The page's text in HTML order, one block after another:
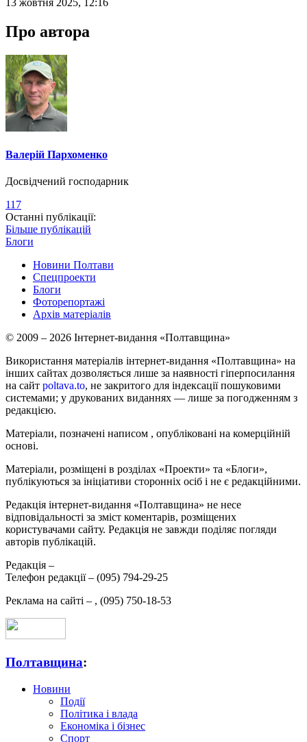
Про автора
Валерій Пархоменко
Досвідчений господарник
117
Останні публікації:
Більше публікацій
Блоги
Новини Полтави
Спецпроекти
Блоги
Фоторепортажі
Архів матеріалів
© 2009 – 2026 Інтернет-видання «Полтавщина»
Використання матеріалів інтернет-видання «Полтавщина» на
інших сайтах дозволяється лише за наявності гіперпосилання
на сайт poltava.to, не закритого для індексації пошуковими
системами; у друкованих виданнях — лише за погодженням з
редакцією.
Матеріали, позначені написом , опубліковані на комерційній
основі.
Матеріали, розміщені в розділах «Проекти» та «Блоги»,
публікуються за ініціативи сторонніх осіб і не є редакційними.
Редакція інтернет-видання «Полтавщина» не несе
відповідальності за зміст коментарів, розміщених
користувачами сайту. Редакція не завжди поділяє погляди
авторів публікацій.
Редакція –
Телефон редакції – (095) 794-29-25
Реклама на сайті – , (095) 750-18-53
Полтавщина:
Новини
Події
Політика і влада
Економіка і бізнес
Спорт